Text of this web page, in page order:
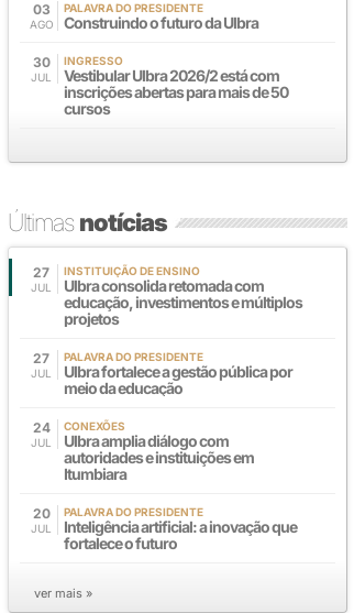
03
AGO
PALAVRA DO PRESIDENTE
Construindo o futuro da Ulbra
30
JUL
INGRESSO
Vestibular Ulbra 2026/2 está com
inscrições abertas para mais de 50
cursos
Últimasnotícias
27
JUL
INSTITUIÇÃO DE ENSINO
Ulbra consolida retomada com
educação, investimentos e múltiplos
projetos
27
JUL
PALAVRA DO PRESIDENTE
Ulbra fortalece a gestão pública por
meio da educação
24
JUL
CONEXÕES
Ulbra amplia diálogo com
autoridades e instituições em
Itumbiara
20
JUL
PALAVRA DO PRESIDENTE
Inteligência artificial: a inovação que
fortalece o futuro
ver mais »